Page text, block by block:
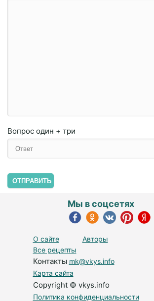
Вопрос один + три
ОТПРАВИТЬ
О сайте
Авторы
Все рецепты
Контакты mk@vkys.info
Карта сайта
Copyright © vkys.info
Политика конфиденциальности
Мы в соцсетях